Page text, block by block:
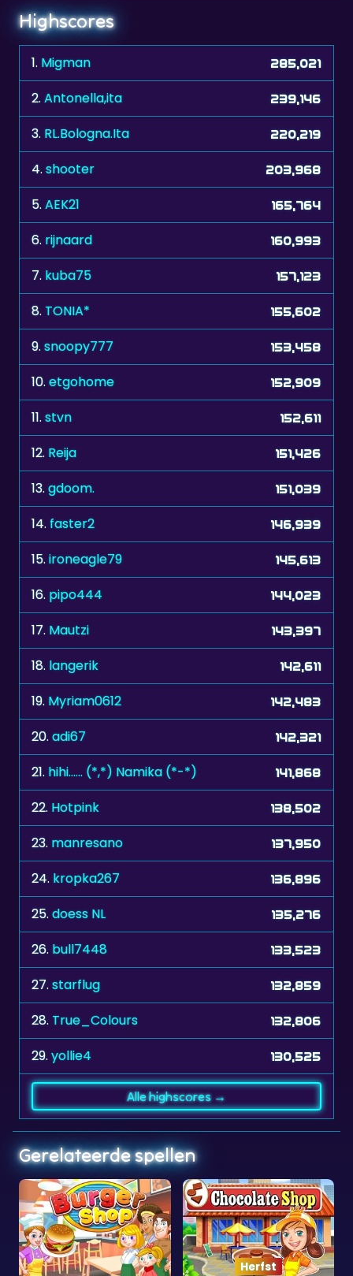
1.Migman
2.Antonella,ita 239,146
3. RL.Bologna.Ita 220,219
4.shooter 203,968
5. AEK21 165,764
6. rijnaard 160,993
7. kuba75 157,123
8. TONIA* 155,602
9. snoopy777 153,458
10.etgohome 152,909
11. stvn 152,611
12.Reija 151,426
13. gdoom. 151,039
14.faster2 146,939
15. ironeagle79 145,613
16. pipo444 144,023
17. Mautzi 143,397
18. langerik 142,611
19. Myriam0612 142,483
20.adi67 142,321
21. 141,868
22.Hotpink 138,502
23. manresano 137,950
24.kropka267 136,896
25. doess NL 135,276
26. bull7448 133,523
27. starflug 132,859
28. True_Colours 132,806
29. yollie4 130,525
Gerelateerde spellen
Chocolate Shop
Herfst
Pizza Shop